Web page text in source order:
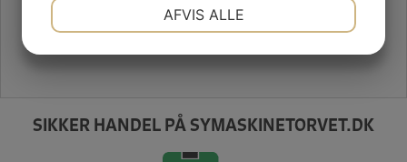
SIKKER HANDEL PÅ SYMASKINETORVET.DK
AFVIS ALLE